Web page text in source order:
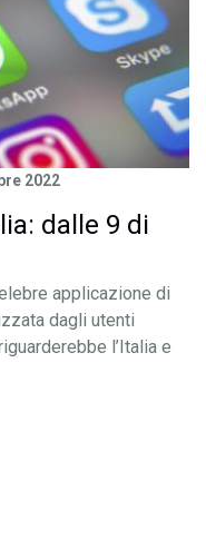
2022
dalle 9 di
applicazione di
dagli utenti
l’Italia e